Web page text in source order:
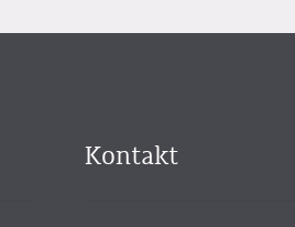
Kontakt